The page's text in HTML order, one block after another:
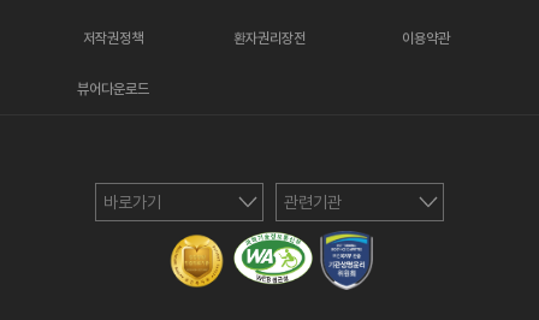
저작권정책 환자권리장전 이용약관
뷰어다운로드
바로가기 관련기관